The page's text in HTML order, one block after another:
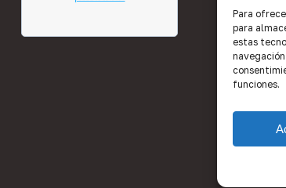
Para
para
estas
funciones.